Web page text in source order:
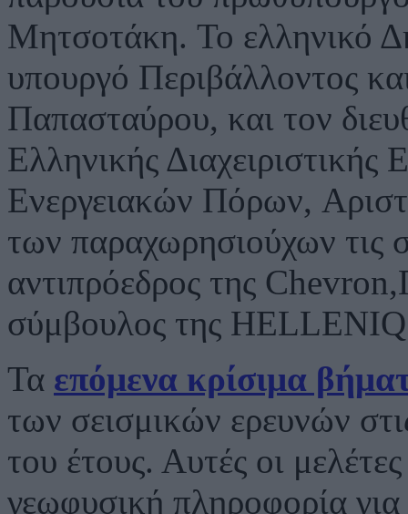
Μητσοτάκη. Το ελληνικό
υπουργό Περιβάλλοντος
Παπασταύρου, και τον
Ελληνικής
Ενεργειακών Πόρων,
των παραχωρησιούχων τις
αντιπρόεδρος της
σύμβουλος της
Τα επόμενα κρίσιμα
των σεισμικών ερευνών
του έτους. Αυτές οι
γεωφυσική πληροφορία